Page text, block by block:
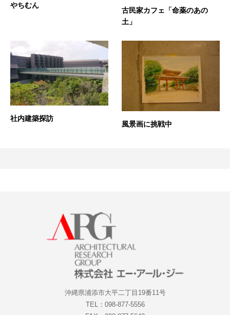
やちむん
古民家カフェ「命薬のあの
土」
社内建築探訪
風景画に挑戦中
沖縄県浦添市大平二丁目19番11号
TEL：098-877-5556